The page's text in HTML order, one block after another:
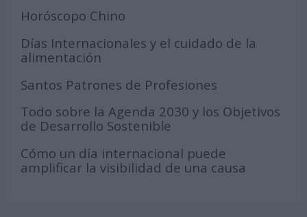
Horóscopo Chino
Días Internacionales y el cuidado de la
alimentación
Santos Patrones de Profesiones
Todo sobre la Agenda 2030 y los Objetivos
de Desarrollo Sostenible
Cómo un día internacional puede
amplificar la visibilidad de una causa